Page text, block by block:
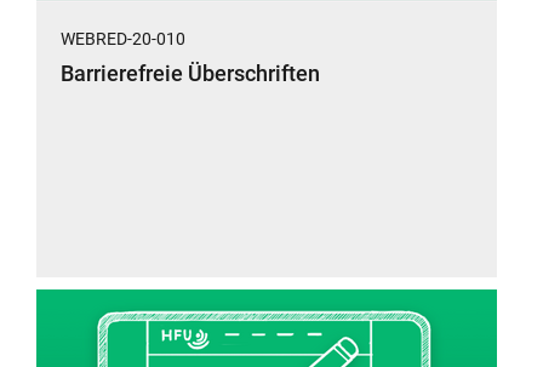
WEBRED-20-010
Barrierefreie Überschriften